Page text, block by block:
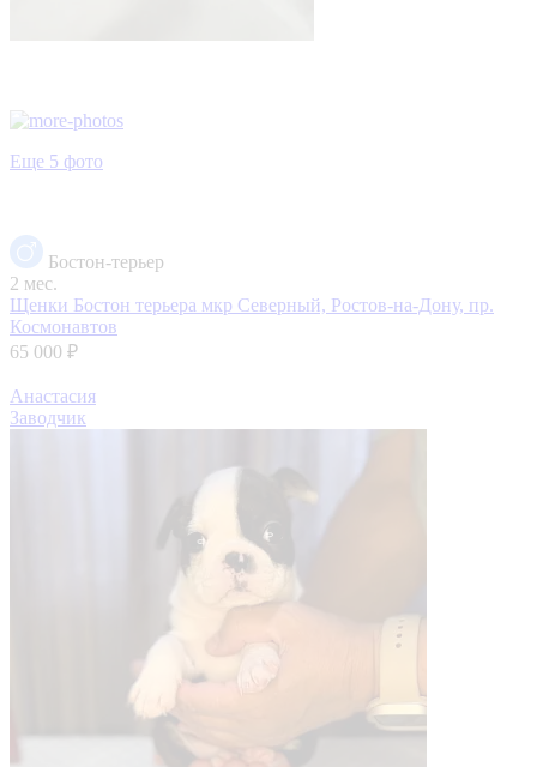
Еще 5 фото
Бостон-терьер
2 мес.
Щенки Бостон терьера мкр Северный, Ростов-на-Дону, пр.
Космонавтов
65 000 ₽
Анастасия
Заводчик